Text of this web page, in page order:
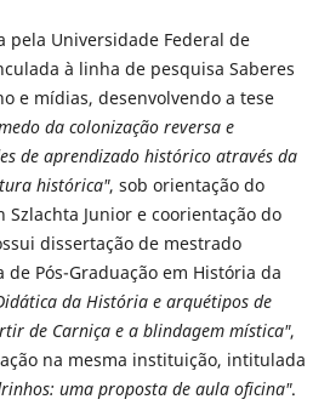
pela Universidade Federal de
à linha de pesquisa Saberes
e mídias, desenvolvendo a tese
da colonização reversa e
de aprendizado histórico através da
histórica", sob orientação do
Junior e coorientação do
dissertação de mestrado
Pós-Graduação em História da
da História e arquétipos de
de Carniça e a blindagem mística",
na mesma instituição, intitulada
uma proposta de aula oficina".